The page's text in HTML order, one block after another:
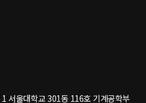
서울대학교 301동 116호 기계공학부